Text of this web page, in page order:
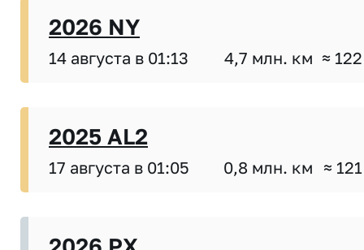
2026 NY
14 августа в 01:13 4,7 млн. км ≈
2025 AL2
17 августа в 01:05 0,8 млн. км ≈